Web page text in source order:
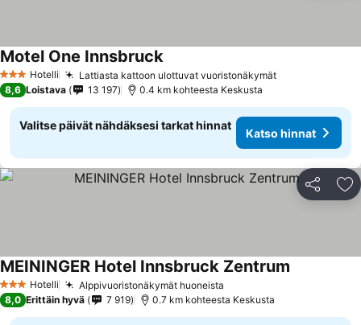
3 Tähtiluokitus
Hotelli Lattiasta kattoon ulottuvat vuoristonäkymät
Motel One Innsbruck
8,6 Loistava 13 197 0.4 km kohteesta Keskusta
Valitse päivät nähdäksesi tarkat hinnat
Katso hinnat
Jaa
3 Tähtiluokitus
Hotelli Alppivuoristonäkymät huoneista
MEININGER Hotel Innsbruck Zentrum
8,0 Erittäin hyvä 7 919 0.7 km kohteesta Keskusta